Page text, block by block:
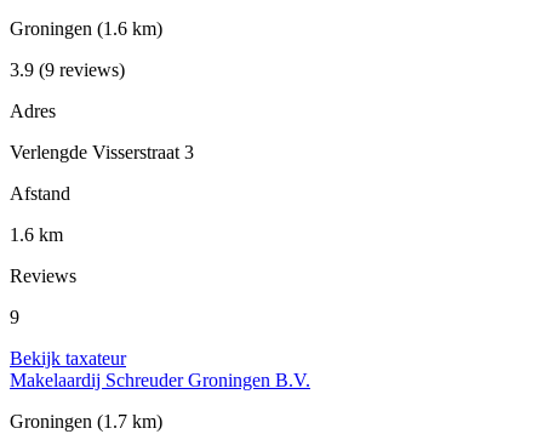
Groningen (1.6 km)
3.9 (9 reviews)
Adres
Verlengde Visserstraat 3
Afstand
1.6 km
Reviews
9
Bekijk taxateur
Makelaardij Schreuder Groningen B.V.
Groningen (1.7 km)